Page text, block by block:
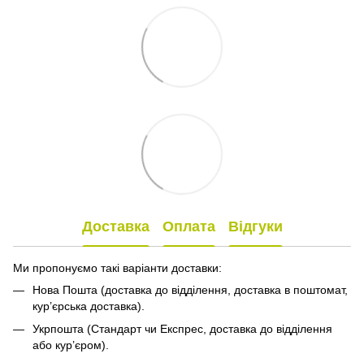
Доставка Оплата Відгуки
Ми пропонуємо такі варіанти доставки:
Нова Пошта (доставка до відділення, доставка в поштомат,
кур’єрська доставка).
Укрпошта (Стандарт чи Експрес, доставка до відділення
або кур’єром).